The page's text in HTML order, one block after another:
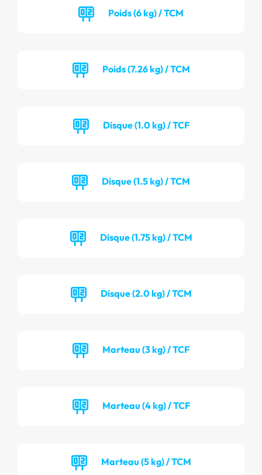
Poids (6 kg) / TCM
Poids (7.26 kg) / TCM
Disque (1.0 kg) / TCF
Disque (1.5 kg) / TCM
Disque (1.75 kg) / TCM
Disque (2.0 kg) / TCM
Marteau (3 kg) / TCF
Marteau (4 kg) / TCF
Marteau (5 kg) / TCM